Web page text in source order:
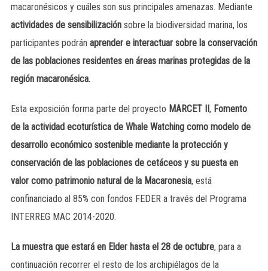
macaronésicos y cuáles son sus principales amenazas. Mediante
actividades de sensibilizaciónsobre la biodiversidad marina, los
participantes podrán aprender e interactuar sobre la conservación
de las poblaciones residentes en áreas marinas protegidas de la
región macaronésica.
Esta exposición forma parte del proyecto MARCET II, Fomento
de la actividad ecoturística de Whale Watching como modelo de
desarrollo económico sostenible mediante la protección y
conservación de las poblaciones de cetáceos y su puesta en
valor como patrimonio natural de la Macaronesia, está
confinanciado al 85% con fondos FEDER a través del Programa
INTERREG MAC 2014-2020.
La muestra que estará en Elder hasta el 28 de octubre, para a
continuación recorrer el resto de los archipiélagos de la